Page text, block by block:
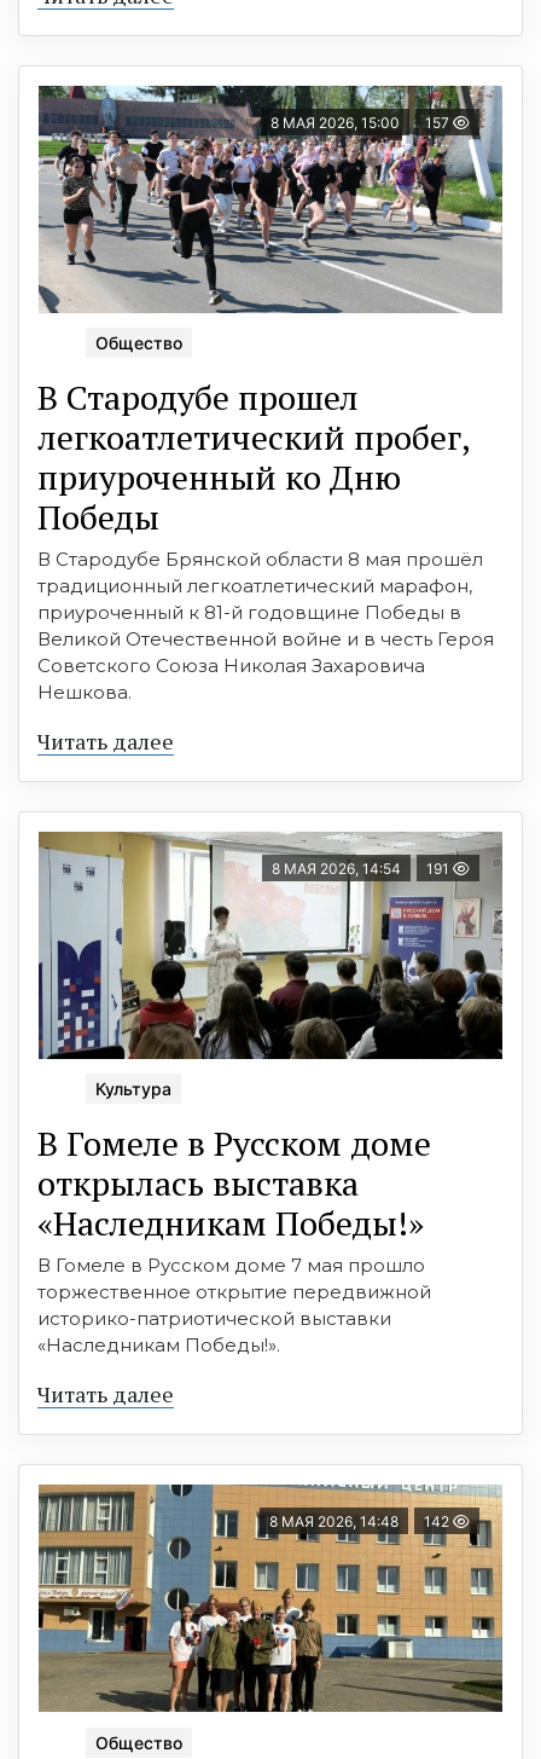
8 МАЯ 2026, 15:00 157
Общество
В Стародубе прошел
легкоатлетический пробег,
приуроченный ко Дню
Победы
В Стародубе Брянской области 8 мая прошёл
традиционный легкоатлетический марафон,
приуроченный к 81-й годовщине Победы в
Великой Отечественной войне и в честь Героя
Советского Союза Николая Захаровича
Нешкова.
Читать далее
8 МАЯ 2026, 14:54 191
Культура
В Гомеле в Русском доме
открылась выставка
«Наследникам Победы!»
В Гомеле в Русском доме 7 мая прошло
торжественное открытие передвижной
историко-патриотической выставки
«Наследникам Победы!».
Читать далее
8 МАЯ 2026, 14:48 142
Общество